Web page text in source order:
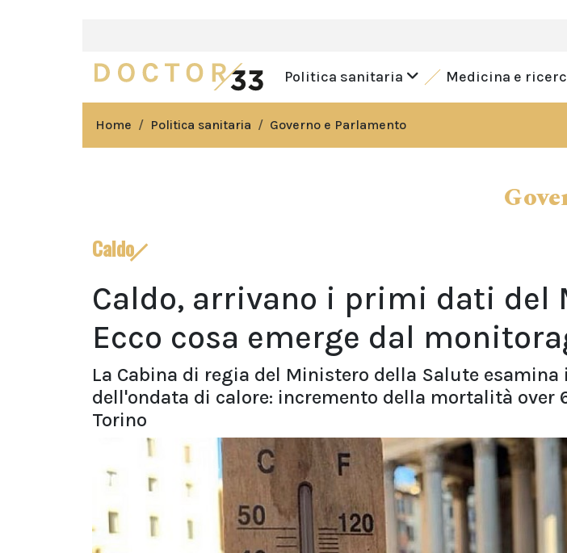
Politica sanitaria Medicina e
Home Politica sanitaria Governo e Parlamento
Caldo
Caldo, arrivano i primi dati del
Ecco cosa emerge dal
La Cabina di regia del Ministero della Salute
dell'ondata di calore: incremento della mortalità over
Torino